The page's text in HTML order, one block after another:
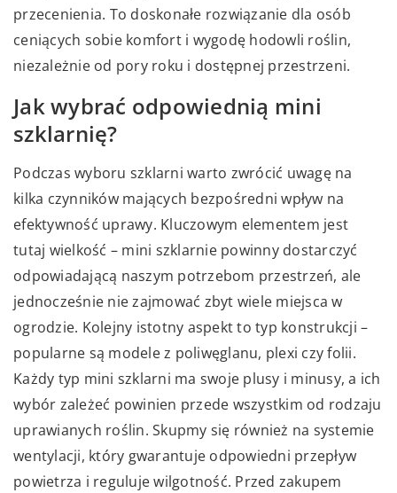
przecenienia. To doskonałe rozwiązanie dla osób
ceniących sobie komfort i wygodę hodowli roślin,
niezależnie od pory roku i dostępnej przestrzeni.
Jak wybrać odpowiednią mini
szklarnię?
Podczas wyboru szklarni warto zwrócić uwagę na
kilka czynników mających bezpośredni wpływ na
efektywność uprawy. Kluczowym elementem jest
tutaj wielkość – mini szklarnie powinny dostarczyć
odpowiadającą naszym potrzebom przestrzeń, ale
jednocześnie nie zajmować zbyt wiele miejsca w
ogrodzie. Kolejny istotny aspekt to typ konstrukcji –
popularne są modele z poliwęglanu, plexi czy folii.
Każdy typ mini szklarni ma swoje plusy i minusy, a ich
wybór zależeć powinien przede wszystkim od rodzaju
uprawianych roślin. Skupmy się również na systemie
wentylacji, który gwarantuje odpowiedni przepływ
powietrza i reguluje wilgotność. Przed zakupem